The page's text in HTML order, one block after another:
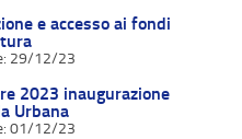
e accesso ai fondi
29/12/23
2023 inaugurazione
Urbana
01/12/23